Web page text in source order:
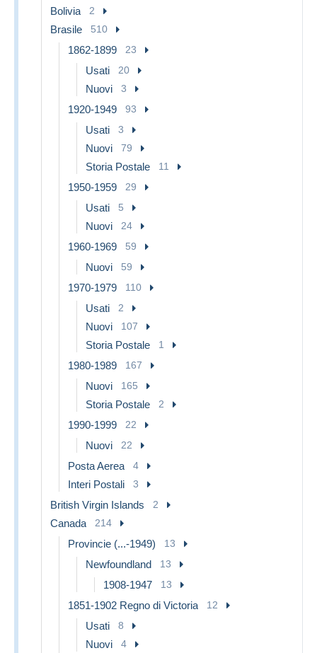
Bolivia 2
Brasile 510
1862-1899 23
Usati 20
Nuovi 3
1920-1949 93
Usati 3
Nuovi 79
Storia Postale 11
1950-1959 29
Usati 5
Nuovi 24
1960-1969 59
Nuovi 59
1970-1979 110
Usati 2
Nuovi 107
Storia Postale 1
1980-1989 167
Nuovi 165
Storia Postale 2
1990-1999 22
Nuovi 22
Posta Aerea 4
Interi Postali 3
British Virgin Islands 2
Canada 214
Provincie (...-1949) 13
Newfoundland 13
1908-1947 13
1851-1902 Regno di Victoria 12
Usati 8
Nuovi 4